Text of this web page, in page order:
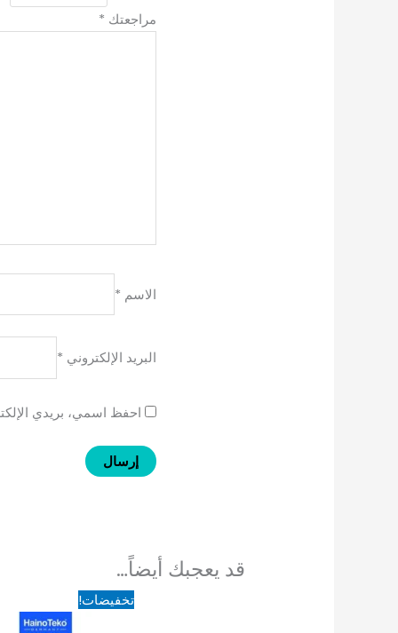
مراجعتك *
الاسم *
البريد الإلكتروني *
احفظ اسمي، بريدي
قد يعجبك أيضاً…
تخفيضات!
السعر
الأصلي
السعر
الحالي